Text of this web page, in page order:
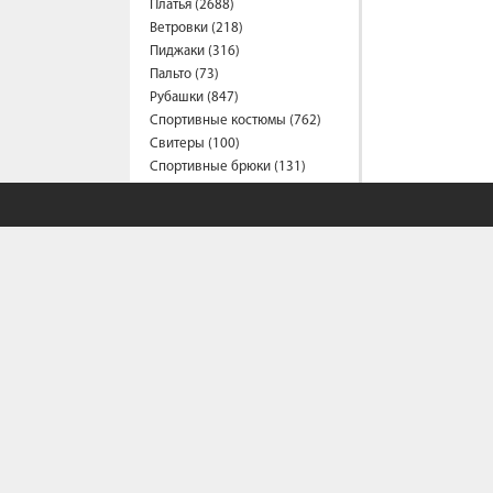
Платья (2688)
Ветровки (218)
Пиджаки (316)
Пальто (73)
Рубашки (847)
Спортивные костюмы (762)
Свитеры (100)
Спортивные брюки (131)